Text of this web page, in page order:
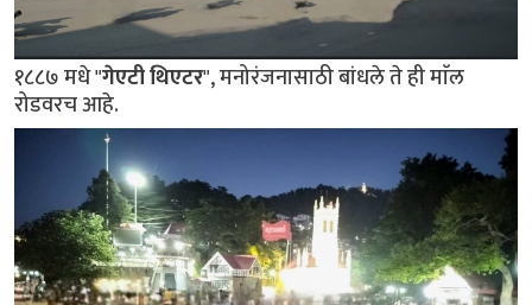
१८८७ मधे "गेएटी थिएटर", मनोरंजनासाठी बांधले ते ही माॅल
रोडवरच आहे.